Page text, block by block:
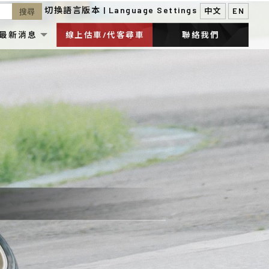
新消息 線上估車/代客尋車
ONLINE FORM
聯絡我們